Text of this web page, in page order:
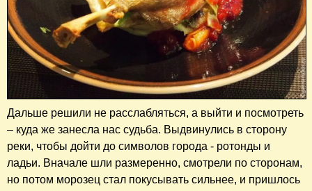
Дальше решили не расслабляться, а выйти и посмотреть
– куда же занесла нас судьба. Выдвинулись в сторону
реки, чтобы дойти до символов города - ротонды и
ладьи. Вначале шли размеренно, смотрели по сторонам,
но потом морозец стал покусывать сильнее, и пришлось